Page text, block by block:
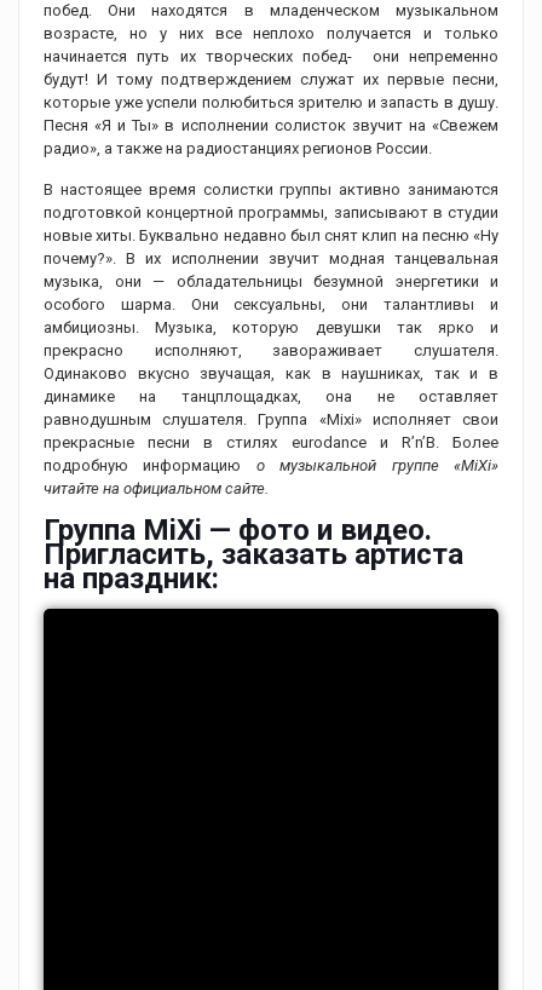
побед. Они находятся в младенческом музыкальном
возрасте, но у них все неплохо получается и только
начинается путь их творческих побед- они непременно
будут! И тому подтверждением служат их первые песни,
которые уже успели полюбиться зрителю и запасть в душу.
Песня «Я и Ты» в исполнении солисток звучит на «Свежем
радио», а также на радиостанциях регионов России.
В настоящее время солистки группы активно занимаются
подготовкой концертной программы, записывают в студии
новые хиты. Буквально недавно был снят клип на песню «Ну
почему?». В их исполнении звучит модная танцевальная
музыка, они — обладательницы безумной энергетики и
особого шарма. Они сексуальны, они талантливы и
амбициозны. Музыка, которую девушки так ярко и
прекрасно исполняют, завораживает слушателя.
Одинаково вкусно звучащая, как в наушниках, так и в
динамике на танцплощадках, она не оставляет
равнодушным слушателя. Группа «Mixi» исполняет свои
прекрасные песни в стилях eurodance и R’n’B. Более
подробную информацию о музыкальной группе «MiXi»
читайте на официальном сайте.
Группа MiXi — фото и видео.
Пригласить, заказать артиста
на праздник: